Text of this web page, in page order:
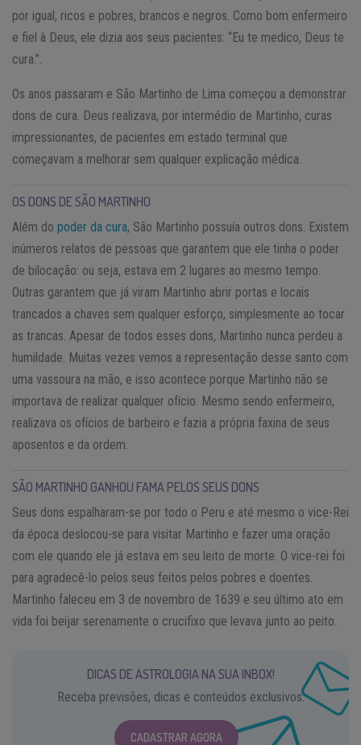
por igual, ricos e pobres, brancos e negros. Como bom enfermeiro
e fiel à Deus, ele dizia aos seus pacientes: “Eu te medico, Deus te
cura.”.
Os anos passaram e São Martinho de Lima começou a demonstrar
dons de cura. Deus realizava, por intermédio de Martinho, curas
impressionantes, de pacientes em estado terminal que
começavam a melhorar sem qualquer explicação médica.
OS DONS DE SÃO MARTINHO
Além do poder da cura, São Martinho possuía outros dons. Existem
inúmeros relatos de pessoas que garantem que ele tinha o poder
de bilocação: ou seja, estava em 2 lugares ao mesmo tempo.
Outras garantem que já viram Martinho abrir portas e locais
trancados a chaves sem qualquer esforço, simplesmente ao tocar
as trancas. Apesar de todos esses dons, Martinho nunca perdeu a
humildade. Muitas vezes vemos a representação desse santo com
uma vassoura na mão, e isso acontece porque Martinho não se
importava de realizar qualquer ofício. Mesmo sendo enfermeiro,
realizava os ofícios de barbeiro e fazia a própria faxina de seus
aposentos e da ordem.
SÃO MARTINHO GANHOU FAMA PELOS SEUS DONS
Seus dons espalharam-se por todo o Peru e até mesmo o vice-Rei
da época deslocou-se para visitar Martinho e fazer uma oração
com ele quando ele já estava em seu leito de morte. O vice-rei foi
para agradecê-lo pelos seus feitos pelos pobres e doentes.
Martinho faleceu em 3 de novembro de 1639 e seu último ato em
vida foi beijar serenamente o crucifixo que levava junto ao peito.
DICAS DE ASTROLOGIA NA SUA INBOX!
Receba previsões, dicas e conteúdos exclusivos.
CADASTRAR AGORA